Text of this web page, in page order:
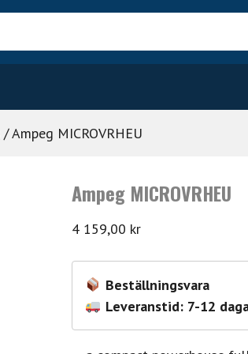
/ Ampeg MICROVRHEU
Ampeg MICROVRHEU
4 159,00 kr
Beställningsvara
Leveranstid: 7-12